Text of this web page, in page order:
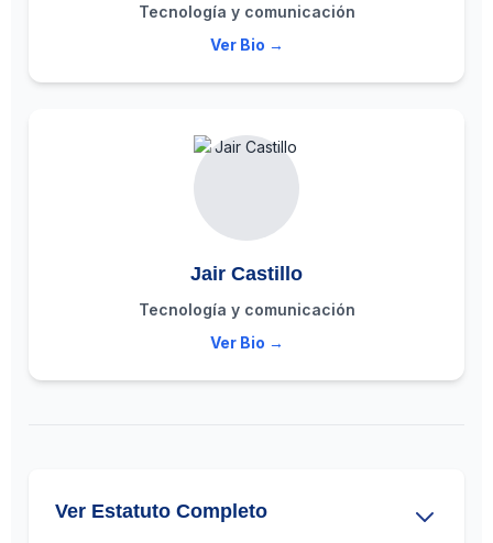
Tecnología y comunicación
Ver Bio →
Jair Castillo
Tecnología y comunicación
Ver Bio →
Ver Estatuto Completo